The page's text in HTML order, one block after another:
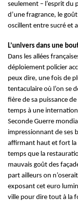
seulement – l’esprit du
d’une fragrance, le
oscillent entre sucré et
L’univers dans une
Dans les allées
déploiement policier
peux dire, une fois de
tentaculaire où l’on se
fière de sa puissance
temps à une
Seconde Guerre
impressionnant de ses
affirmant haut et fort la
temps que la
mauvais goût des
part ailleurs on
exposant cet euro
ville pour dire tout à la